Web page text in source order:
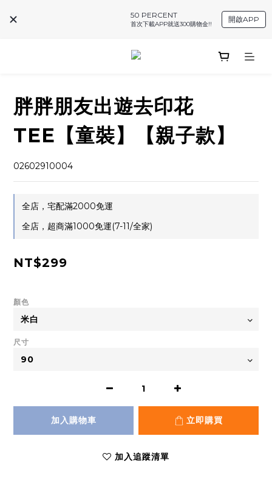
50 PERCENT
首次下載APP就送300購物金!!
開啟APP
胖胖朋友出遊去印花
TEE【童裝】【親子款】
02602910004
全店，宅配滿2000免運
全店，超商滿1000免運(7-11/全家)
NT$299
顏色
尺寸
加入購物車 立即購買
加入追蹤清單